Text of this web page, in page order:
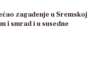
zagađenje u Sremskoj
i smrad i u susedne